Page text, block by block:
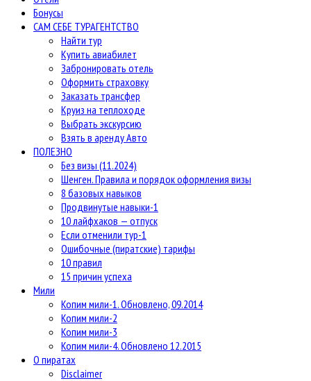
Бонусы
САМ СЕБЕ ТУРАГЕНТСТВО
Найти тур
Купить авиабилет
Забронировать отель
Оформить страховку
Заказать трансфер
Круиз на теплоходе
Выбрать экскурсию
Взять в аренду Авто
ПОЛЕЗНО
Без визы (11.2024)
Шенген. Правила и порядок оформления визы
8 базовых навыков
Продвинутые навыки-1
10 лайфхаков — отпуск
Если отменили тур-1
Ошибочные (пиратские) тарифы
10 правил
15 причин успеха
Мили
Копим мили-1. Обновлено, 09.2014
Копим мили-2
Копим мили-3
Копим мили-4. Обновлено 12.2015
О пиратах
Disclaimer